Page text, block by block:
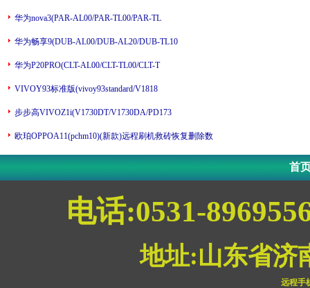
华为nova3(PAR-AL00/PAR-TL00/PAR-TL
华为畅享9(DUB-AL00/DUB-AL20/DUB-TL10
华为P20PRO(CLT-AL00/CLT-TL00/CLT-T
VIVOY93标准版(vivoy93standard/V1818
步步高VIVOZ1i(V1730DT/V1730DA/PD173
欧珀OPPOA11(pchm10)(新款)远程刷机救砖恢复删除数
首
电话:0531-
地址:山东省济
远程手